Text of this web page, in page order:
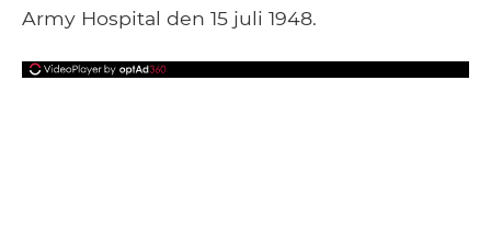
Army Hospital den 15 juli 1948.